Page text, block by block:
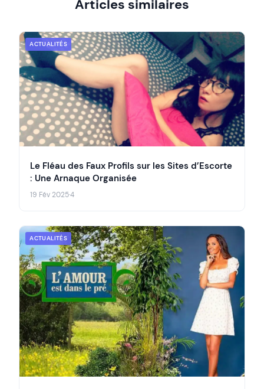
Articles similaires
ACTUALITÉS
Le Fléau des Faux Profils sur les Sites d’Escorte
: Une Arnaque Organisée
19 Fév 2025·4
ACTUALITÉS